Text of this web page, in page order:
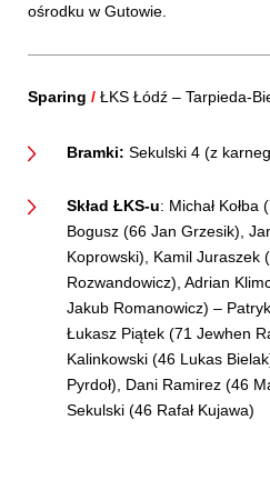
ośrodku w Gutowie.
Sparing / ŁKS Łódź – Tarpieda-
Bramki: Sekulski 4 (z
Skład ŁKS-u: Michał
Bogusz (66 Jan Grzesik),
Koprowski), Kamil Juraszek
Rozwandowicz), Adrian
Jakub Romanowicz) –
Łukasz Piątek (71 Jewhen
Kalinkowski (46 Lukas
Pyrdoł), Dani Ramirez (46
Sekulski (46 Rafał Kujawa)